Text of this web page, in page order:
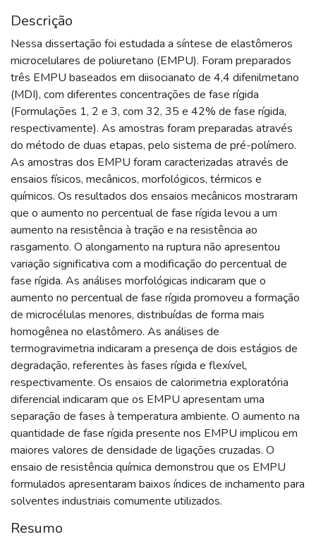
Descrição
Nessa dissertação foi estudada a síntese de elastômeros
microcelulares de poliuretano (EMPU). Foram preparados
três EMPU baseados em diisocianato de 4,4 difenilmetano
(MDI), com diferentes concentrações de fase rígida
(Formulações 1, 2 e 3, com 32, 35 e 42% de fase rígida,
respectivamente). As amostras foram preparadas através
do método de duas etapas, pelo sistema de pré-polímero.
As amostras dos EMPU foram caracterizadas através de
ensaios físicos, mecânicos, morfológicos, térmicos e
químicos. Os resultados dos ensaios mecânicos mostraram
que o aumento no percentual de fase rígida levou a um
aumento na resistência à tração e na resistência ao
rasgamento. O alongamento na ruptura não apresentou
variação significativa com a modificação do percentual de
fase rígida. As análises morfológicas indicaram que o
aumento no percentual de fase rígida promoveu a formação
de microcélulas menores, distribuídas de forma mais
homogênea no elastômero. As análises de
termogravimetria indicaram a presença de dois estágios de
degradação, referentes às fases rígida e flexível,
respectivamente. Os ensaios de calorimetria exploratória
diferencial indicaram que os EMPU apresentam uma
separação de fases à temperatura ambiente. O aumento na
quantidade de fase rígida presente nos EMPU implicou em
maiores valores de densidade de ligações cruzadas. O
ensaio de resistência química demonstrou que os EMPU
formulados apresentaram baixos índices de inchamento para
solventes industriais comumente utilizados.
Resumo